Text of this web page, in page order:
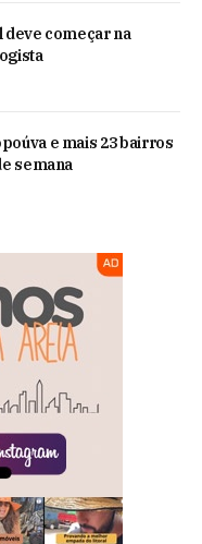
começar na
e mais 23 bairros
semana